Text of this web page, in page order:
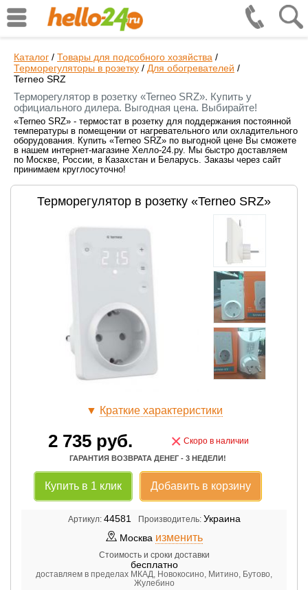
Каталог / Товары для подсобного хозяйства /
Терморегуляторы в розетку / Для обогревателей /
Terneo SRZ
Терморегулятор в розетку «Terneo SRZ». Купить у
официального дилера. Выгодная цена. Выбирайте!
«Terneo SRZ» - термостат в розетку для поддержания постоянной
температуры в помещении от нагревательного или охладительного
оборудования. Купить «Terneo SRZ» по выгодной цене Вы сможете
в нашем интернет-магазине Хелло-24.ру. Мы быстро доставляем
по Москве, России, в Казахстан и Беларусь. Заказы через сайт
принимаем круглосуточно!
Терморегулятор в розетку «Terneo SRZ»
▼ Краткие характеристики
2 735руб. × Скоро в наличии
ГАРАНТИЯ ВОЗВРАТА ДЕНЕГ - 3 НЕДЕЛИ!
Купить в 1 клик Добавить в корзину
Артикул: 44581 Производитель: Украина
Москва изменить
Стоимость и сроки доставки
бесплатно
доставляем в пределах МКАД, Новокосино, Митино, Бутово,
Жулебино